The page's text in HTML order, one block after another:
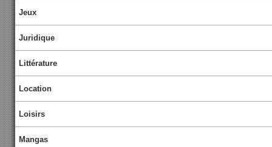
Jeux
Juridique
Littérature
Location
Loisirs
Mangas